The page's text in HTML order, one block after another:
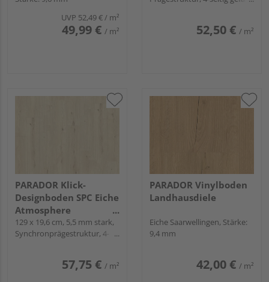
UVP 52,49 €/ m²
49,99 € / m² 52,50 € / m²
PARADOR Klick-
Designboden SPC Eiche
Atmosphere
geschliffen
Landhausdiele -
129 x 19,6 cm, 5,5 mm stark,
Synchronprägestruktur, 4-
57,75 € / m²
PARADOR Vinylboden
Landhausdiele
Eiche Saarwellingen, Stärke:
9,4 mm
42,00 € / m²